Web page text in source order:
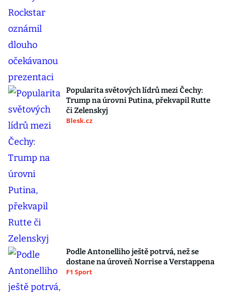
Popularita světových lídrů mezi Čechy:
Trump na úrovni Putina, překvapil Rutte
či Zelenskyj
Blesk.cz
Podle Antonelliho ještě potrvá, než se
dostane na úroveň Norrise a Verstappena
F1 Sport